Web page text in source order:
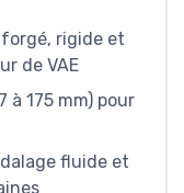
rigide et
de VAE
à 175 mm) pour
fluide et